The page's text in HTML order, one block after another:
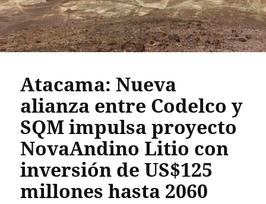
Atacama: Nueva
alianza entre Codelco y
SQM impulsa proyecto
NovaAndino Litio con
inversión de US$125
millones hasta 2060